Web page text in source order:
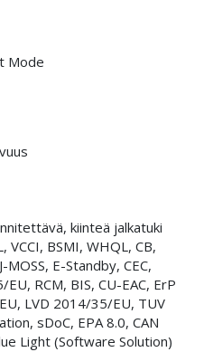
Mode
kiinteä jalkatuki
BSMI, WHQL, CB,
MOSS, E-Standby, CEC,
RCM, BIS, CU-EAC, ErP
LVD 2014/35/EU, TUV
sDoC, EPA 8.0, CAN
Light (Software Solution)